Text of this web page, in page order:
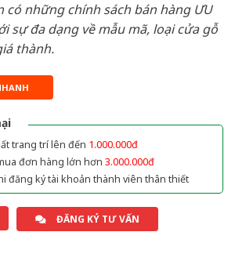
có những chính sách bán hàng ƯU
sự đa dạng về mẫu mã, loại cửa gỗ
thành.
trang trí lên đến 1.000.000đ
đơn hàng lớn hơn 3.000.000đ
đăng ký tài khoản thành viên thân thiết
ĐĂNG KÝ TƯ VẤN